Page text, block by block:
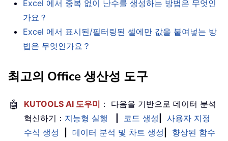
Excel 에서 중복 없이 난수를 생성하는 방법은 무엇인
가요？
Excel 에서 표시된/필터링된 셀에만 값을 붙여넣는 방
법은 무엇인가요？
최고의 Office 생산성 도구
🤖 KUTOOLS AI 도우미 ： 다음을 기반으로 데이터 분석
혁신하기： 지능형 실행 코드 생성
사용자 지정
수식 생성
데이터 분석 및 차트 생성
향상된 함수